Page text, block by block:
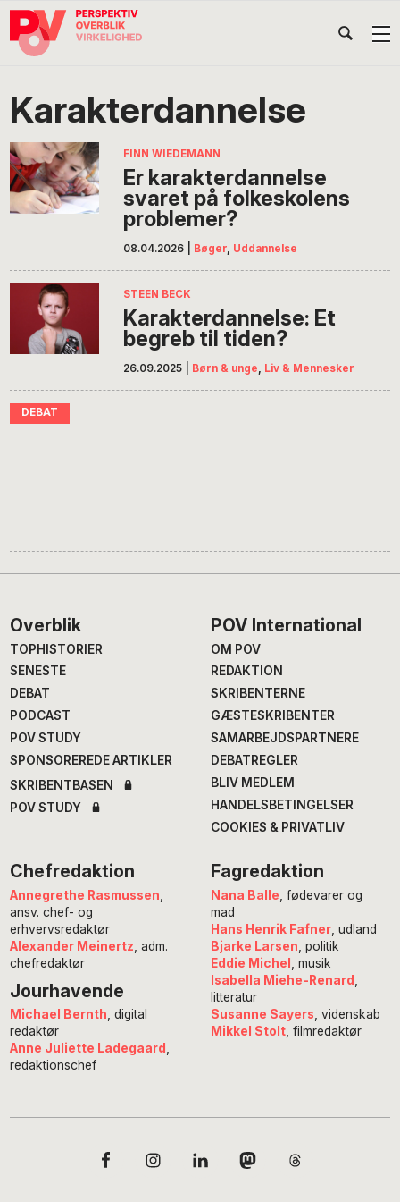
Gå
direkte
navigation
Skip
indhold
Gå
direkte
POV
International
Karakterdannelse
FINN WIEDEMANN
Er karakterdannelse
svaret på folkeskolens
problemer?
08.04.2026 Bøger, Uddannelse
STEEN BECK
Karakterdannelse: Et
begreb til tiden?
26.09.2025 Børn & unge, Liv & Mennesker
Footer
Overblik
TOPHISTORIER
SENESTE
DEBAT
PODCAST
POV STUDY
SPONSOREREDE ARTIKLER
SKRIBENTBASEN
POV STUDY
POV International
OM POV
REDAKTION
SKRIBENTERNE
GÆSTESKRIBENTER
SAMARBEJDSPARTNERE
DEBATREGLER
BLIV MEDLEM
HANDELSBETINGELSER
COOKIES & PRIVATLIV
Chefredaktion
Annegrethe Rasmussen
ansv. chef- og
erhvervsredaktør
Alexander Meinertz , adm.
chefredaktør
Jourhavende
Michael Bernth, digital
redaktør
Anne Juliette Ladegaard ,
redaktionschef
Fagredaktion
Nana Balle , fødevarer og
mad
Hans Henrik Fafner, udland
Bjarke Larsen , politik
Eddie Michel
, musik
Isabella Miehe-Renard
litteratur
Susanne Sayers , videnskab
Mikkel Stolt, filmredaktør